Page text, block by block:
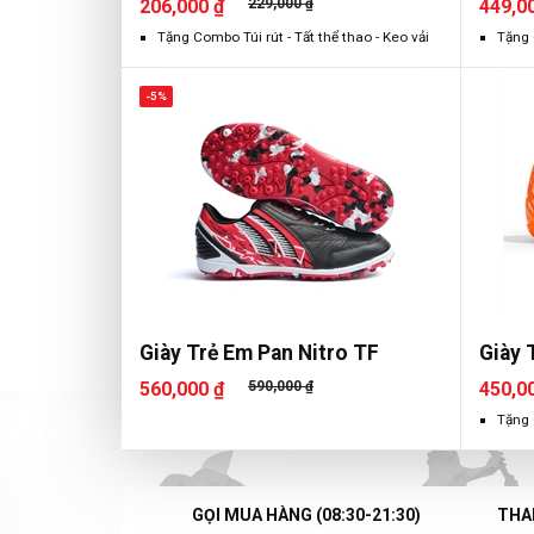
206,000 ₫
Tặng Combo Túi rút - Tất thể thao - Keo vải
Tặng
Giày Trẻ Em Pan Nitro TF
560,000 ₫ 590,000 ₫
-5%
Giày
Tặng
GỌI MUA HÀNG (08:30-21:30)